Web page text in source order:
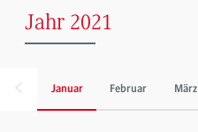
Jahr 2021
Januar Februar März